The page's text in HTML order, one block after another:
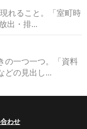
れること。「室町時
出・排...
の一つ一つ。「資料
の見出し...
わせ